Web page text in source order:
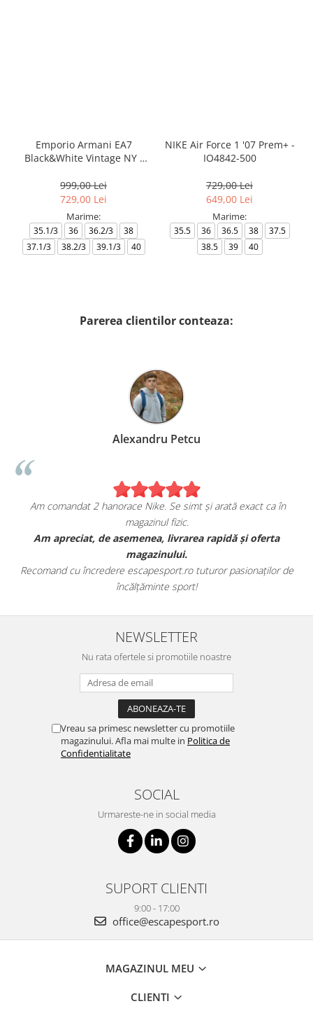
Emporio Armani EA7
Black&White Vintage NY -
999,00 Lei
729,00 Lei
Marime:
35.1/3 36 36.2/3
38
37.1/3
38.2/3 39.1/3 40
NIKE Air Force 1 '07 Prem+ -
IO4842-500
729,00 Lei
649,00 Lei
Marime:
35.5 36 36.5 38
37.5
38.5
39 40
Parerea clientilor conteaza:
Alexandru Petcu
Am comandat 2 hanorace Nike. Se simt și arată exact ca în
magazinul fizic.
Am apreciat, de asemenea, livrarea rapidă și oferta
magazinului.
Recomand cu încredere escapesport.ro tuturor pasionaților de
încălțăminte sport!
NEWSLETTER
Nu rata ofertele si promotiile noastre
Vreau sa primesc newsletter cu promotiile
magazinului. Afla mai multe in Politica de
Confidentialitate
SOCIAL
Urmareste-ne in social media
SUPORT CLIENTI
9:00 - 17:00
office@escapesport.ro
MAGAZINUL MEU
CLIENTI